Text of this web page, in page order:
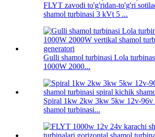
FLYT zavodi to'g'ridan-to'g'ri
shamol turbinasi 3 kVt 5 ...
Gulli shamol turbinasi Lola
1000W 2000...
Spiral 1kw 2kw 3kw 5kw 12v-96v
shamol turbinasi...